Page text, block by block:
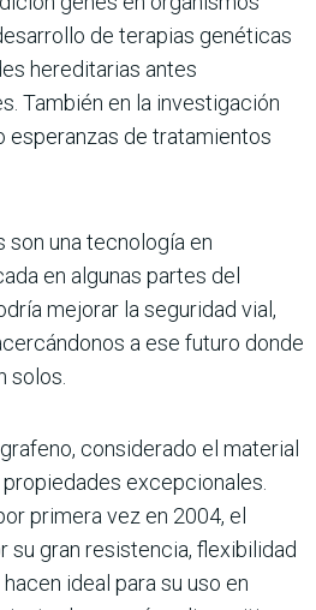
de terapias genéticas
hereditarias antes
También en la investigación
esperanzas de tratamientos
una tecnología en
en algunas partes del
mejorar la seguridad vial,
a ese futuro donde
solos.
considerado el material
excepcionales.
primera vez en 2004, el
su gran resistencia, flexibilidad
ideal para su uso en